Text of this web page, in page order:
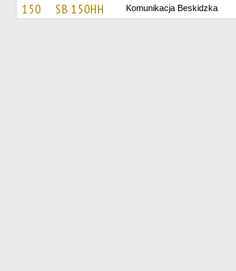
150 SB 150HH Komunikacja Beskidzka